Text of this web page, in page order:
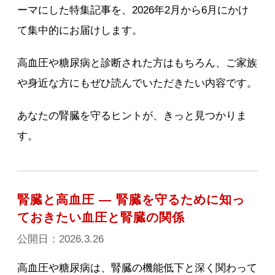
ーマにした特集記事を、2026年2月から6月にかけ
て集中的にお届けします。
高血圧や糖尿病と診断された方はもちろん、ご家族
や身近な方にもぜひ読んでいただきたい内容です。
あなたの腎臓を守るヒントが、きっと見つかりま
す。
腎臓と高血圧 ― 腎臓を守るために知っ
ておきたい血圧と腎臓の関係
公開日：2026.3.26
高血圧や糖尿病は、腎臓の機能低下と深く関わって